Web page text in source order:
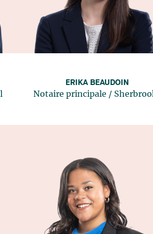
ERIKA BEAUDOIN
Notaire principale /